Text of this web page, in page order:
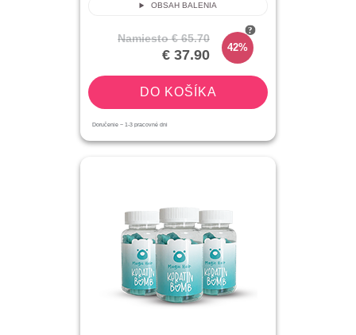
OBSAH BALENIA
Namiesto € 65.70
€ 37.90 42%
DO KOŠÍKA
Doručenie ~ 1-3 pracovné dni